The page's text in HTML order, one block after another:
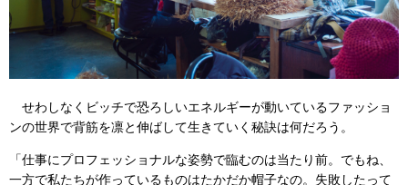
せわしなくビッチで恐ろしいエネルギーが動いているファッショ
ンの世界で背筋を凛と伸ばして生きていく秘訣は何だろう。
「仕事にプロフェッショナルな姿勢で臨むのは当たり前。でもね、
一方で私たちが作っているものはたかだか帽子なの。失敗したって